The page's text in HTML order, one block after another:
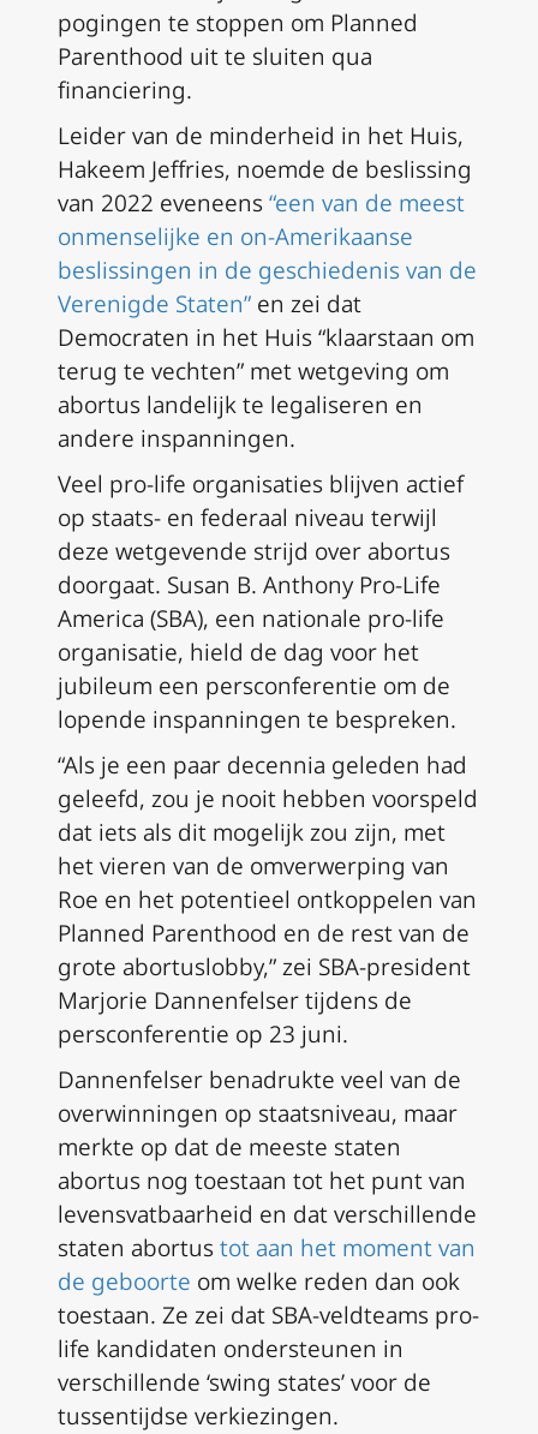
pogingen te stoppen om Planned
Parenthood uit te sluiten qua
financiering.
Leider van de minderheid in het Huis,
Hakeem Jeffries, noemde de beslissing
van 2022 eveneens “een van de meest
onmenselijke en on-Amerikaanse
beslissingen in de geschiedenis van de
Verenigde Staten” en zei dat
Democraten in het Huis “klaarstaan om
terug te vechten” met wetgeving om
abortus landelijk te legaliseren en
andere inspanningen.
Veel pro-life organisaties blijven actief
op staats- en federaal niveau terwijl
deze wetgevende strijd over abortus
doorgaat. Susan B. Anthony Pro-Life
America (SBA), een nationale pro-life
organisatie, hield de dag voor het
jubileum een persconferentie om de
lopende inspanningen te bespreken.
“Als je een paar decennia geleden had
geleefd, zou je nooit hebben voorspeld
dat iets als dit mogelijk zou zijn, met
het vieren van de omverwerping van
Roe en het potentieel ontkoppelen van
Planned Parenthood en de rest van de
grote abortuslobby,” zei SBA-president
Marjorie Dannenfelser tijdens de
persconferentie op 23 juni.
Dannenfelser benadrukte veel van de
overwinningen op staatsniveau, maar
merkte op dat de meeste staten
abortus nog toestaan tot het punt van
levensvatbaarheid en dat verschillende
staten abortus tot aan het moment van
de geboorte om welke reden dan ook
toestaan. Ze zei dat SBA-veldteams pro-
life kandidaten ondersteunen in
verschillende ‘swing states’ voor de
tussentijdse verkiezingen.